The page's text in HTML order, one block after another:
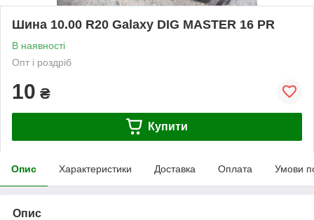
Шина 10.00 R20 Galaxy DIG MASTER 16 PR
В наявності
Опт і роздріб
10 ₴
Купити
Опис Характеристики Доставка Оплата Умови
Опис